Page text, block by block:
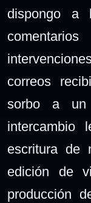
dispongo a
correos
sorbo a un
intercambio
escritura de
edición de
producción